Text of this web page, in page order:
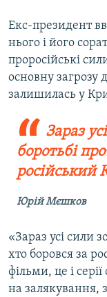
Екс-президент
нього і його
проросійські
основну загрозу
залишилась у
Зараз
боротьбі
російський
Юрій Мєшков
«Зараз усі сили
хто боровся за
фільми, це і
на залякування,